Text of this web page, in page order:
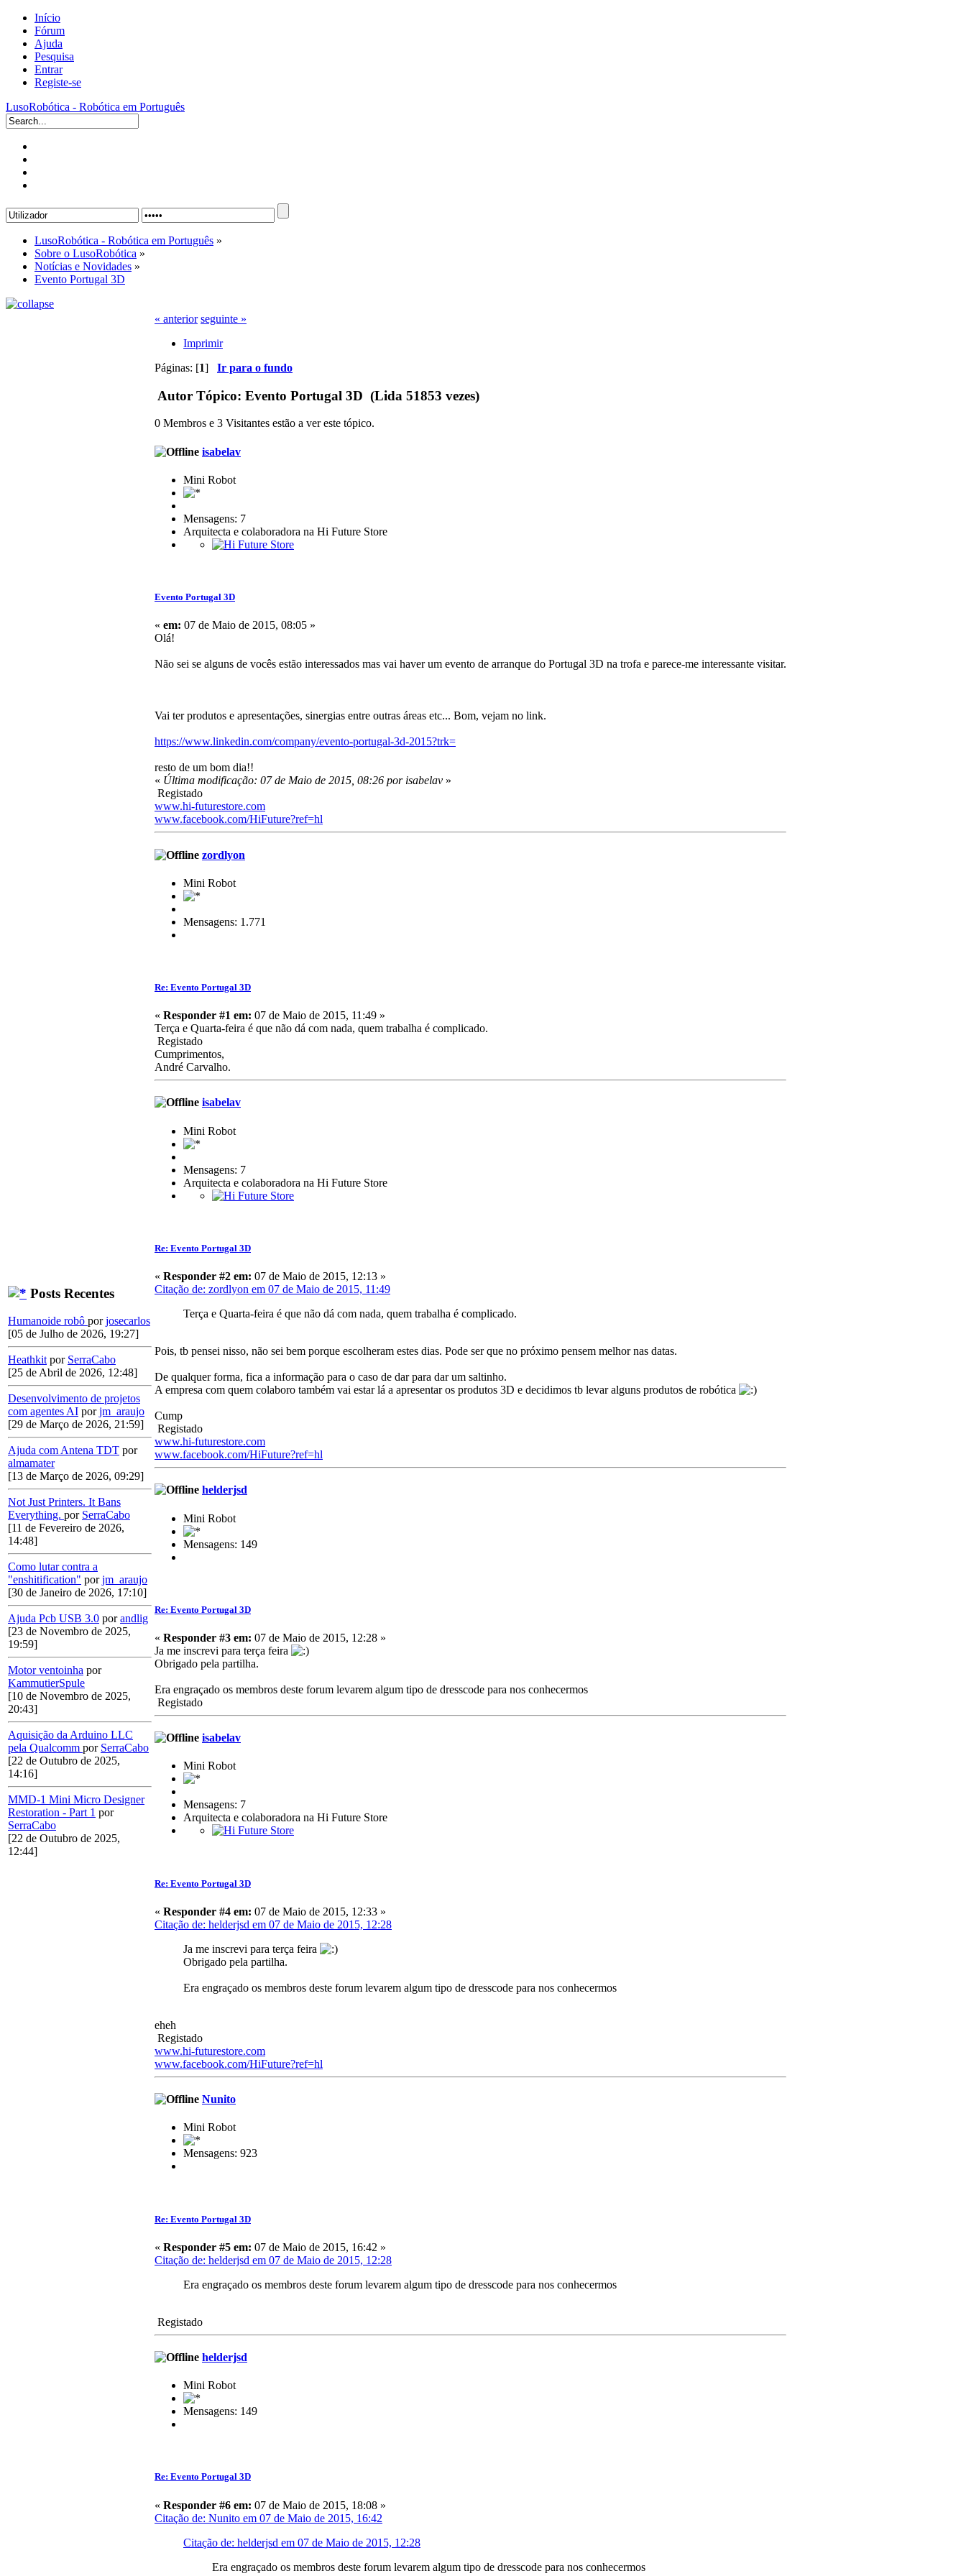
Início
Fórum
Ajuda
Pesquisa
Entrar
Registe-se
LusoRobótica - Robótica em Português
LusoRobótica - Robótica em Português »
Sobre o LusoRobótica »
Notícias e Novidades »
Evento Portugal 3D
Posts Recentes
Humanoide robô porjosecarlos
[05 de Julho de 2026, 19:27]
Heathkit por SerraCabo
[25 de Abril de 2026, 12:48]
Desenvolvimento de projetos
com agentes AI porjm_araujo
[29 de Março de 2026, 21:59]
Ajuda com Antena TDT por
almamater
[13 de Março de 2026, 09:29]
Not Just Printers. It Bans
Everything. por SerraCabo
[11 de Fevereiro de 2026,
14:48]
Como lutar contra a
"enshitification" porjm_araujo
[30 de Janeiro de 2026, 17:10]
Ajuda Pcb USB 3.0 porandlig
[23 de Novembro de 2025,
19:59]
Motor ventoinha por
KammutierSpule
[10 de Novembro de 2025,
20:43]
Aquisição da Arduino LLC
pela Qualcomm por SerraCabo
[22 de Outubro de 2025,
14:16]
MMD-1 Mini Micro Designer
Restoration - Part 1 por
SerraCabo
[22 de Outubro de 2025,
12:44]
« anterior seguinte »
Imprimir
Páginas: [1] Ir para o fundo
Autor Tópico: Evento Portugal 3D (Lida 51853 vezes)
0 Membros e 3 Visitantes estão a ver este tópico.
isabelav
Mini Robot
Mensagens: 7
Arquitecta e colaboradora na Hi Future Store
Evento Portugal 3D
« em: 07 de Maio de 2015, 08:05 »
Olá!
Não sei se alguns de vocês estão interessados mas vai haver um evento de arranque do Portugal 3D na trofa e parece-me interessante visitar.
Vai ter produtos e apresentações, sinergias entre outras áreas etc... Bom, vejam no link.
https://www.linkedin.com/company/evento-portugal-3d-2015?trk=
resto de um bom dia!!
« Última modificação: 07 de Maio de 2015, 08:26 por isabelav »
Registado
www.hi-futurestore.com
www.facebook.com/HiFuture?ref=hl
zordlyon
Mini Robot
Mensagens: 1.771
Re: Evento Portugal 3D
« Responder #1 em: 07 de Maio de 2015, 11:49 »
Terça e Quarta-feira é que não dá com nada, quem trabalha é complicado.
Registado
Cumprimentos,
André Carvalho.
isabelav
Mini Robot
Mensagens: 7
Arquitecta e colaboradora na Hi Future Store
Re: Evento Portugal 3D
« Responder #2 em: 07 de Maio de 2015, 12:13 »
Citação de: zordlyon em 07 de Maio de 2015, 11:49
Terça e Quarta-feira é que não dá com nada, quem trabalha é complicado.
Pois, tb pensei nisso, não sei bem porque escolheram estes dias. Pode ser que no próximo pensem melhor nas datas.
De qualquer forma, fica a informação para o caso de dar para dar um saltinho.
A empresa com quem colaboro também vai estar lá a apresentar os produtos 3D e decidimos tb levar alguns produtos de robótica
Cump
Registado
www.hi-futurestore.com
www.facebook.com/HiFuture?ref=hl
helderjsd
Mini Robot
Mensagens: 149
Re: Evento Portugal 3D
« Responder #3 em: 07 de Maio de 2015, 12:28 »
Ja me inscrevi para terça feira
Obrigado pela partilha.
Era engraçado os membros deste forum levarem algum tipo de dresscode para nos conhecermos
Registado
isabelav
Mini Robot
Mensagens: 7
Arquitecta e colaboradora na Hi Future Store
Re: Evento Portugal 3D
« Responder #4 em: 07 de Maio de 2015, 12:33 »
Citação de: helderjsd em 07 de Maio de 2015, 12:28
Ja me inscrevi para terça feira
Obrigado pela partilha.
Era engraçado os membros deste forum levarem algum tipo de dresscode para nos conhecermos
eheh
Registado
www.hi-futurestore.com
www.facebook.com/HiFuture?ref=hl
Nunito
Mini Robot
Mensagens: 923
Re: Evento Portugal 3D
« Responder #5 em: 07 de Maio de 2015, 16:42 »
Citação de: helderjsd em 07 de Maio de 2015, 12:28
Era engraçado os membros deste forum levarem algum tipo de dresscode para nos conhecermos
Registado
helderjsd
Mini Robot
Mensagens: 149
Re: Evento Portugal 3D
« Responder #6 em: 07 de Maio de 2015, 18:08 »
Citação de: Nunito em 07 de Maio de 2015, 16:42
Citação de: helderjsd em 07 de Maio de 2015, 12:28
Era engraçado os membros deste forum levarem algum tipo de dresscode para nos conhecermos